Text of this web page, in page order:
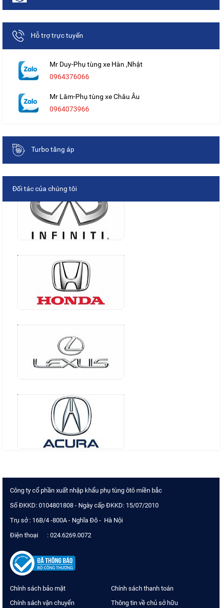
Hỗ trợ trực tuyến
Mr Duy-Phụ tùng xe Hàn ,Nhật
0964376066
Mr Lâm-Phụ tùng xe Châu Âu
0964073966
Turbo tăng áp
Đối tác của chúng tôi
Công ty cổ phần xuất nhập khẩu phụ tùng ôtô miền bắc
Số ĐKKD: 0104801808 - Ngày cấp ĐKKD: 15/07/2010
Trụ sở : 16B/4 -800A - Nghĩa Đô - Hà Nội
Điện thoại : 024.6269.0072
Chính sách bảo mật
Chính sách thanh toán
Chính sách vận chuyển
Thông tin về chủ sở hữu